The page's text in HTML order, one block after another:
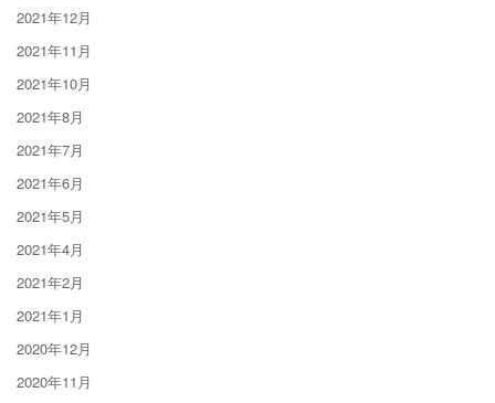
2021年12月
2021年11月
2021年10月
2021年8月
2021年7月
2021年6月
2021年5月
2021年4月
2021年2月
2021年1月
2020年12月
2020年11月